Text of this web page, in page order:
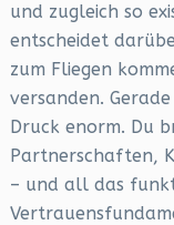
und zugleich so
entscheidet
zum Fliegen
versanden.
Druck enorm. Du
Partnerschaften,
– und all das